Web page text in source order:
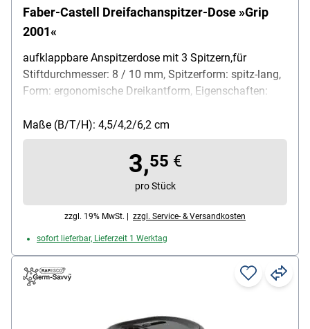
Faber-Castell Dreifachanspitzer-Dose »Grip
2001«
aufklappbare Anspitzerdose mit 3 Spitzern,für
Stiftdurchmesser: 8 / 10 mm, Spitzerform: spitz-lang,
Form: ergonomische Dreikantform, Eigenschaften:
mit Noppen, für Blei- und Buntstifte (Standard und
Jumbo), Material: Kunststoff, Lieferumfang: 1x
Maße (B/T/H): 4,5/4,2/6,2 cm
3,55 €
pro Stück
zzgl. 19% MwSt. | zzgl. Service- & Versandkosten
sofort lieferbar, Lieferzeit 1 Werktag